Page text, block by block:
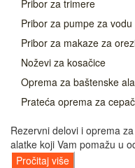
Pribor za trimere
Pribor za pumpe za vodu
Pribor za makaze za
Noževi za kosačice
Oprema za baštenske
Prateća oprema za
Rezervni delovi i oprema
alatke koji Vam pomažu u
Pročitaj više